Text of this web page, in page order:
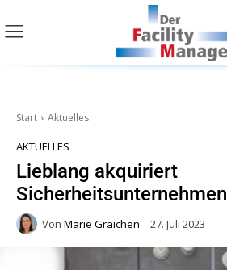
Start Aktuelles
AKTUELLES
Lieblang akquiriert
Sicherheitsunternehmen
Von Marie Graichen 27. Juli 2023